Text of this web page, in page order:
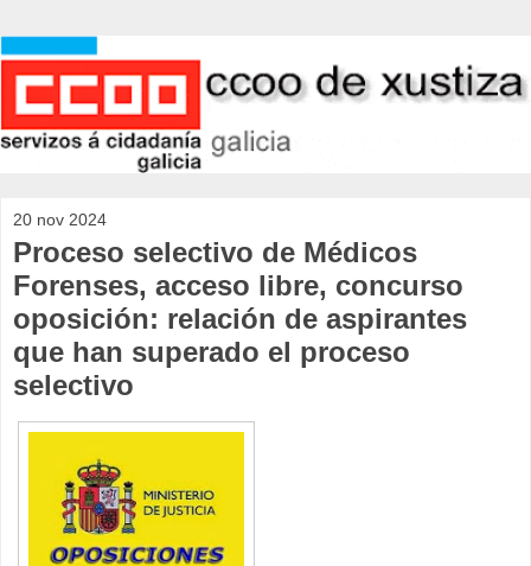
20 nov 2024
Proceso selectivo de Médicos
Forenses, acceso libre, concurso
oposición: relación de aspirantes
que han superado el proceso
selectivo